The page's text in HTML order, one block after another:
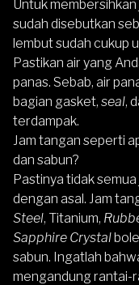
Untuk
sudah disebutkan
lembut sudah cukup
Pastikan air yang
panas. Sebab, air
bagian gasket, seal,
terdampak.
Jam tangan seperti
dan sabun?
Pastinya tidak
dengan asal. Jam
Steel, Titanium,
Sapphire Crystal
sabun. Ingatlah
mengandung rantai-